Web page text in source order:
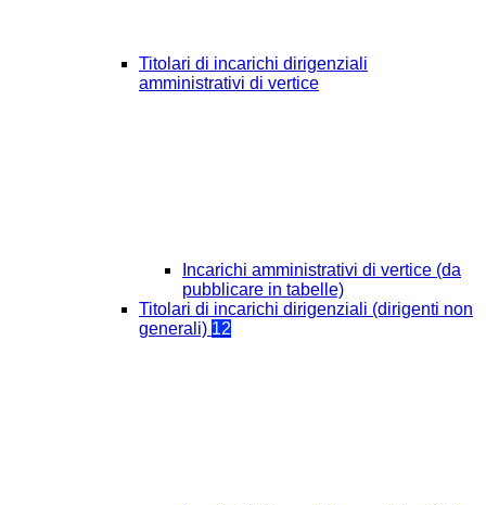
Titolari di incarichi dirigenziali
amministrativi di vertice
Incarichi amministrativi di vertice (da
pubblicare in tabelle)
Titolari di incarichi dirigenziali (dirigenti non
generali) 12